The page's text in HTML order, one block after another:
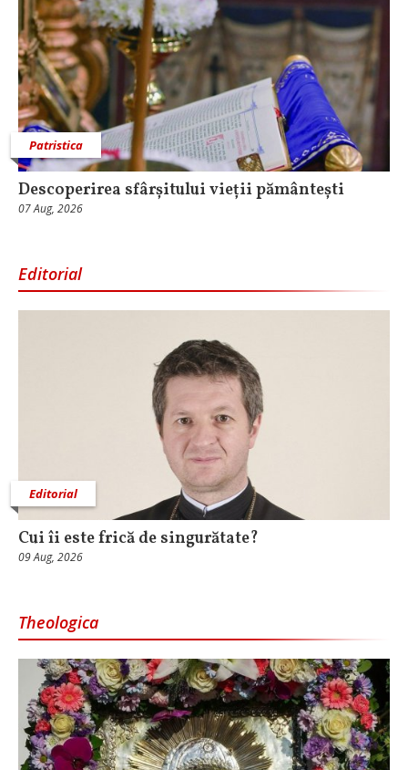
Patristica
Descoperirea sfârșitului vieții pământești
07 Aug, 2026
Editorial
Editorial
Cui îi este frică de singurătate?
09 Aug, 2026
Theologica